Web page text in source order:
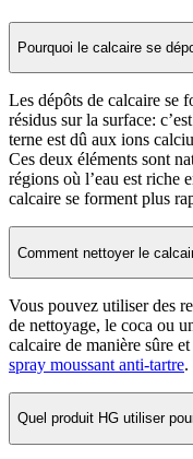
Pourquoi le calcaire se
Les dépôts de calcaire se
résidus sur la surface:
terne est dû aux ions
Ces deux éléments sont
régions où l’eau est riche
calcaire se forment plus
Comment nettoyer le
Vous pouvez utiliser des
de nettoyage, le coca ou
calcaire de manière sûre
spray moussant anti-tartre.
Quel produit HG utiliser